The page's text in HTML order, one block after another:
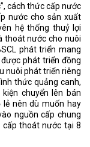
cách thức cấp nước
nước cho sản xuất
hệ thống thuỷ lợi
thoát nước cho nuôi
phát triển mang
phát triển đồng
nuôi phát triển riêng
thức quảng canh,
chuyển lên bán
nên dù muốn hay
nguồn cấp chung
cấp thoát nước tại 8